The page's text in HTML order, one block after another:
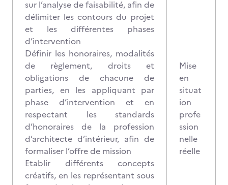
sur l’analyse de faisabilité, afin de
délimiter les contours du projet
et les différentes phases
d’intervention
Définir les honoraires, modalités
de règlement, droits et
obligations de chacune de
parties, en les appliquant par
phase d’intervention et en
respectant les standards
d’honoraires de la profession
d’architecte d’intérieur, afin de
formaliser l’offre de mission
Etablir différents concepts
créatifs, en les représentant sous
Mise
en
situat
ion
profe
ssion
nelle
réelle